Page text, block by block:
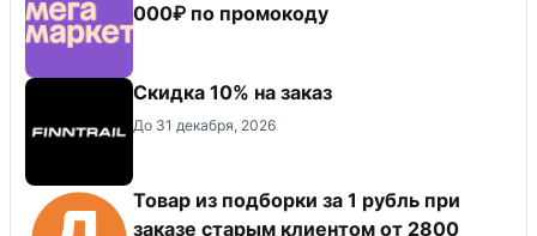
000₽ по промокоду
Скидка 10% на заказ
До 31 декабря, 2026
Товар из подборки за 1 рубль при
заказе старым клиентом от 2800